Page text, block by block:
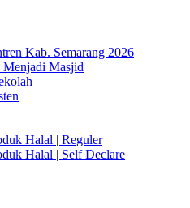
Kab. Semarang 2026
Masjid
Halal | Reguler
Halal | Self Declare